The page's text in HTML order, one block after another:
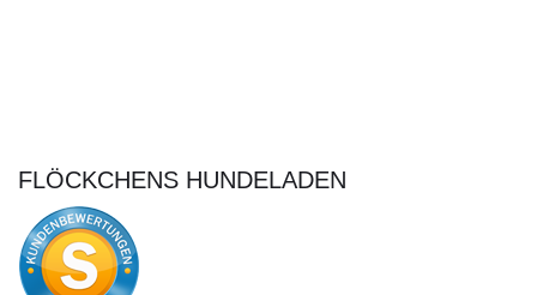
FLÖCKCHENS HUNDELADEN